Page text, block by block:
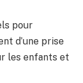
pour
d’une prise
les enfants et